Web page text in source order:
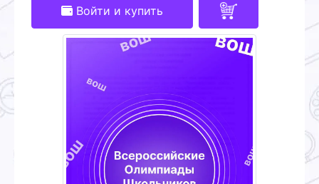
Войти и купить